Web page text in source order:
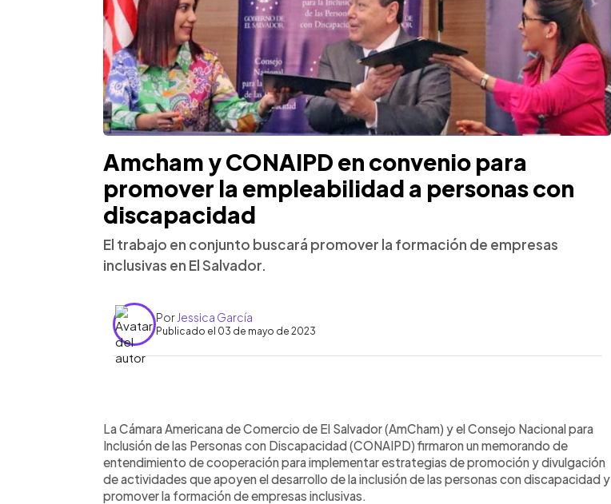
Amcham y CONAIPD en convenio para
promover la empleabilidad a personas con
discapacidad
El trabajo en conjunto buscará promover la formación de empresas
inclusivas en El Salvador.
Por Jessica García
Publicado el 03 de mayo de 2023
Escuchar artículo
La Cámara Americana de Comercio de El Salvador (AmCham) y el Consejo Nacional para
Inclusión de las Personas con Discapacidad (CONAIPD) firmaron un memorando de
entendimiento de cooperación para implementar estrategias de promoción y divulgación
de actividades que apoyen el desarrollo de la inclusión de las personas con discapacidad y
promover la formación de empresas inclusivas.